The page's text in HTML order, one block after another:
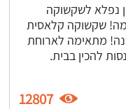
נפלא לשקשוקה
שקשוקה קלאסית
מתאימה לארוחת
להכין בבית.
12807